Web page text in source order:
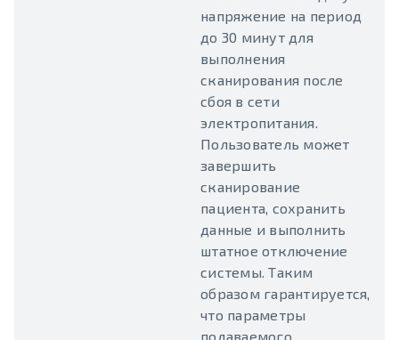
напряжение на период
до 30 минут для
выполнения
сканирования после
сбоя в сети
электропитания.
Пользователь может
завершить
сканирование
пациента, сохранить
данные и выполнить
штатное отключение
системы. Таким
образом гарантируется,
что параметры
подаваемого